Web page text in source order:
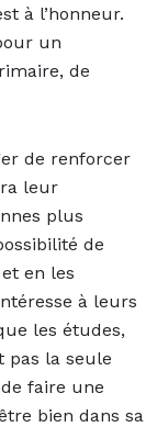
à l’honneur.
un
de
de renforcer
leur
plus
de
en les
à leurs
les études,
pas la seule
faire une
bien dans sa